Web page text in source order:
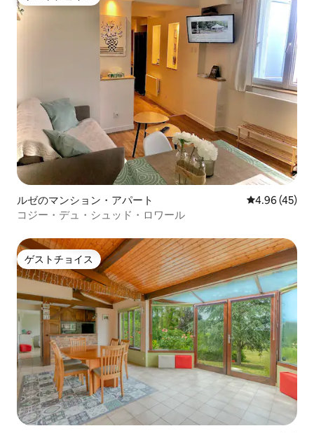
ルゼのマンション・アパート レビュー45
4.96 (45)
コジー・デュ・シュッド・ロワール
ゲストチョイス
ゲストチョイス